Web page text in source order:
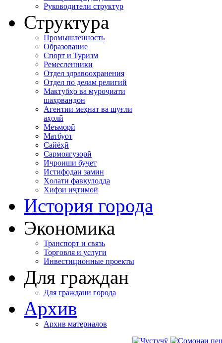
Руководители структур
Структура
Промышленность
Образование
Спорт и Туризм
Ремесленники
Отдел здравоохранения
Отдел по делам религий
Мактубҳо ва муроҷиати
шаҳрвандон
Агентии меҳнат ва шуғли
аҳолӣ
Меъморӣ
Матбуот
Сайёҳӣ
Сармоягузорӣ
Иҷроиши буҷет
Истифодаи замин
Ҳолати фавқулодда
Хифзи иҷтимоӣ
История города
Экономика
Транспорт и связь
Торговля и услуги
Инвестиционные проекты
Для граждан
Для граждани города
Архив
Архив материалов